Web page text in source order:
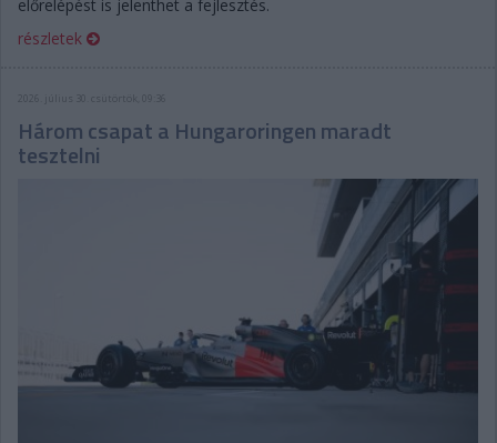
előrelépést is jelenthet a fejlesztés.
részletek
2026. július 30. csütörtök, 09:36
Három csapat a Hungaroringen maradt
tesztelni